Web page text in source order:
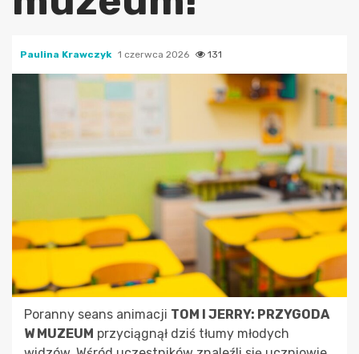
Paulina Krawczyk 1 czerwca 2026 131
Poranny seans animacji TOM I JERRY: PRZYGODA
W MUZEUM przyciągnął dziś tłumy młodych